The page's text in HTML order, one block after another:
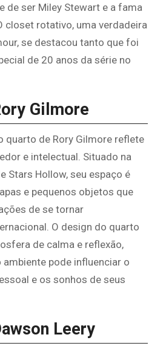
de ser Miley Stewart e a fama
closet rotativo, uma verdadeira
se destacou tanto que foi
de 20 anos da série no
Gilmore
quarto de Rory Gilmore reflete
e intelectual. Situado na
Stars Hollow, seu espaço é
e pequenos objetos que
de se tornar
O design do quarto
de calma e reflexão,
pode influenciar o
e os sonhos de seus
Leery